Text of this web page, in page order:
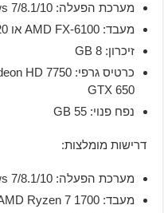
מערכת הפעלה: Windows 7/8.1/10
מעבד: AMD FX-6100 או Intel i3-3220
זיכרון: 8 GB
GTX 650
נפח פנוי: 55 GB
דרישות מומלצות:
מערכת הפעלה: Windows 7/8.1/10
מעבד: AMD Ryzen 7 1700 או Intel i7-6700K